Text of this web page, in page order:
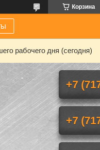
Корзина
рабочего дня (сегодня)
+7
+7